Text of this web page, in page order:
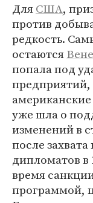
ДляСША,
против
редкость.
остаются
попала под
американские
уже шла о
изменений в
после
дипломатов в
время
программой,